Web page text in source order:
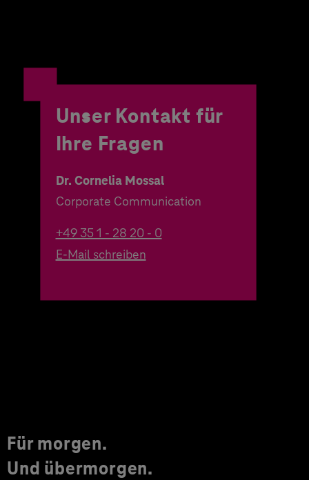
Unser Kontakt für
Ihre Fragen
Dr. Cornelia Mossal
Corporate Communication
+49 35 1 - 28 20 - 0
E-Mail schreiben
Für morgen.
Und übermorgen.